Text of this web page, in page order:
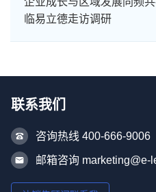
临易立德走访调研
联系我们
咨询热线 400-666-9006
邮箱咨询 marketing@e-